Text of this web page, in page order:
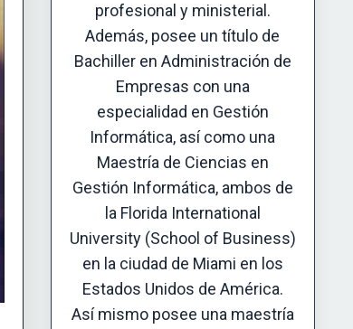
profesional y ministerial.
Además, posee un título de
Bachiller en Administración de
Empresas con una
especialidad en Gestión
Informática, así como una
Maestría de Ciencias en
Gestión Informática, ambos de
la Florida International
University (School of Business)
en la ciudad de Miami en los
Estados Unidos de América.
Así mismo posee una maestría